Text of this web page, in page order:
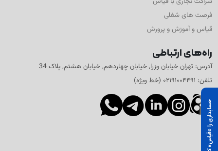
حسابداری را «قیاس» کنید
فرصت های شغلی
قیاس و آموزش و پرورش
راه‌های ارتباطی
آدرس: تهران خیابان وزرا, خیابان چهاردهم, خیابان هشتم, پلاک 34
تلفن: ۰۲۱۹۱۰۰۴۴۹۱ (خط ویژه)